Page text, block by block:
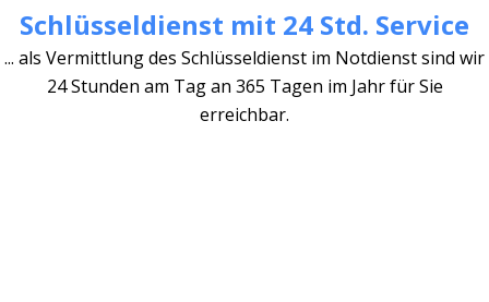
Schlüsseldienst mit 24 Std. Service
... als Vermittlung des Schlüsseldienst im Notdienst sind wir
24 Stunden am Tag an 365 Tagen im Jahr für Sie
erreichbar.